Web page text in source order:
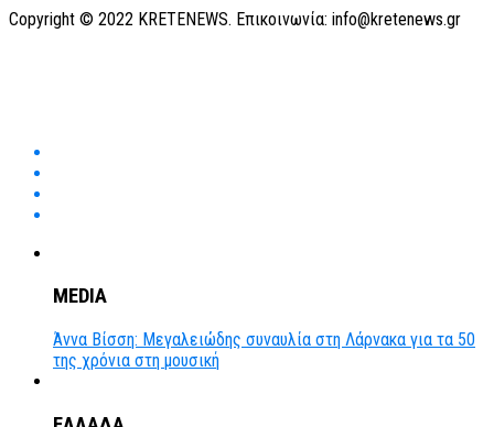
Copyright © 2022 KRETENEWS. Επικοινωνία: info@kretenews.gr
MEDIA
Άννα Βίσση: Μεγαλειώδης συναυλία στη Λάρνακα για τα 50
της χρόνια στη μουσική